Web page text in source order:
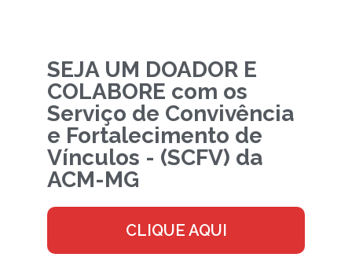
SEJA UM DOADOR E
COLABORE com os
Serviço de Convivência
e Fortalecimento de
Vínculos - (SCFV) da
ACM-MG
CLIQUE AQUI